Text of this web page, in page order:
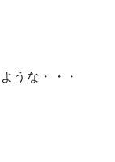
うな・・・